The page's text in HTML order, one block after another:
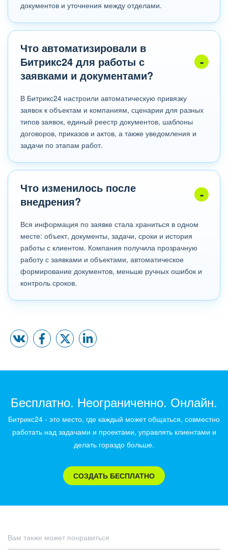
документов и уточнения между отделами.
Что автоматизировали в
Битрикс24 для работы с
заявками и документами?
В Битрикс24 настроили автоматическую привязку
заявок к объектам и компаниям, сценарии для разных
типов заявок, единый реестр документов, шаблоны
договоров, приказов и актов, а также уведомления и
задачи по этапам работ.
Что изменилось после
внедрения?
Вся информация по заявке стала храниться в одном
месте: объект, документы, задачи, сроки и история
работы с клиентом. Компания получила прозрачную
работу с заявками и объектами, автоматическое
формирование документов, меньше ручных ошибок и
контроль сроков.
Бесплатно. Неограниченно. Онлайн.
Битрикс24 - это место, где каждый может общаться, совместно
работать над задачами и проектами, управлять клиентами и
делать гораздо больше.
СОЗДАТЬ БЕСПЛАТНО
Вам также может понравиться